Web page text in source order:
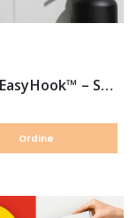
2pcs - EasyHook™ – Se fixe sans effort
Ordine